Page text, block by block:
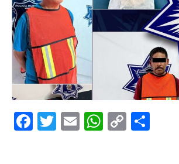
F T E W C